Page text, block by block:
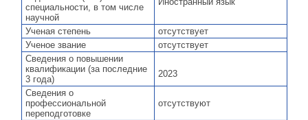
специальности, в том числе
научной
Ученая степень
отсутствует
Ученое звание
отсутствует
Сведения о повышении
квалификации (за последние
3 года)
2023
Сведения о
профессиональной
переподготовке
отсутствуют